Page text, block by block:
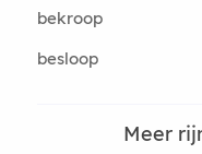
bekroop
besloop
Meer